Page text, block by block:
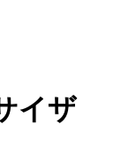
イザ